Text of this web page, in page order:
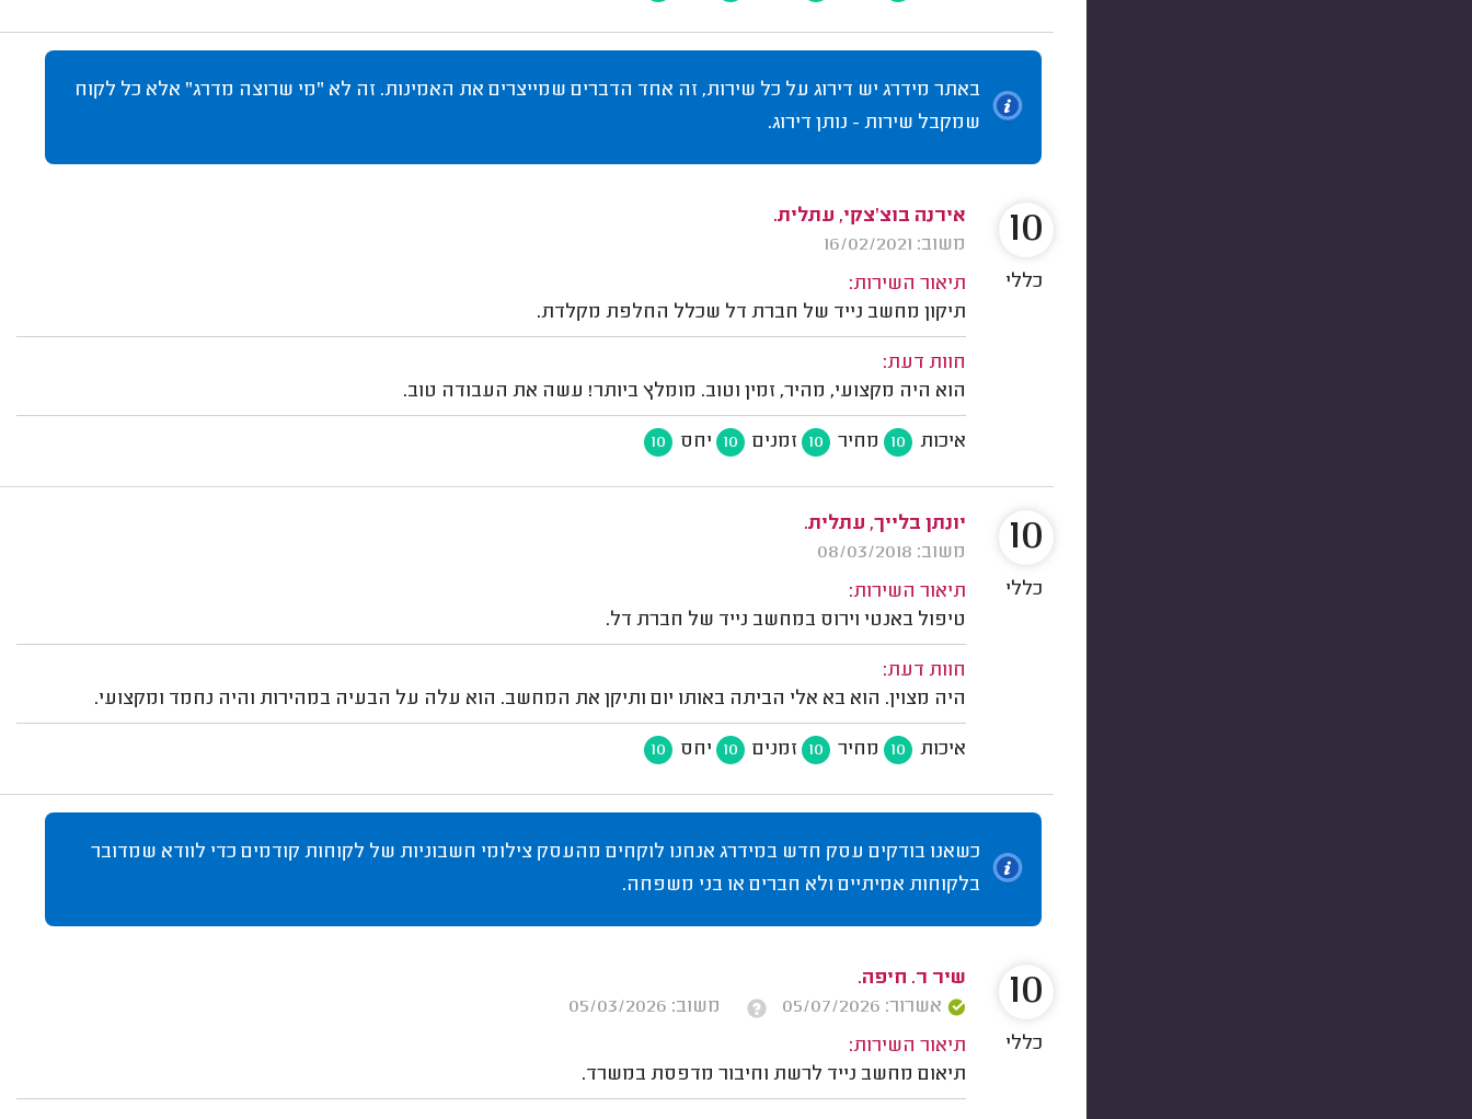
באתר מידרג יש דירוג על כל שירות, זה אחד הדברים שמייצרים את האמינות. זה לא "מי שרוצה מדרג" אלא כל לקוח
שמקבל שירות - נותן דירוג.
אירנה בוצ'צקי, עתלית.
משוב: 16/02/2021
תיאור השירות:
תיקון מחשב נייד של חברת דל שכלל החלפת מקלדת.
חוות דעת:
הוא היה מקצועי, מהיר, זמין וטוב. מומלץ ביותר! עשה את העבודה טוב.
איכות 10 מחיר 10 זמנים 10 יחס 10
10
כללי
יונתן בלייך, עתלית.
משוב: 08/03/2018
תיאור השירות:
טיפול באנטי וירוס במחשב נייד של חברת דל.
חוות דעת:
היה מצוין. הוא בא אלי הביתה באותו יום ותיקן את המחשב. הוא עלה על הבעיה במהירות והיה נחמד ומקצועי.
איכות 10 מחיר 10 זמנים 10 יחס 10
10
כללי
כשאנו בודקים עסק חדש במידרג אנחנו לוקחים מהעסק צילומי חשבוניות של לקוחות קודמים כדי לוודא שמדובר
בלקוחות אמיתיים ולא חברים או בני משפחה.
שיר ר. חיפה.
אשרור: 05/07/2026
משוב: 05/03/2026
תיאור השירות:
תיאום מחשב נייד לרשת וחיבור מדפסת במשרד.
10
כללי